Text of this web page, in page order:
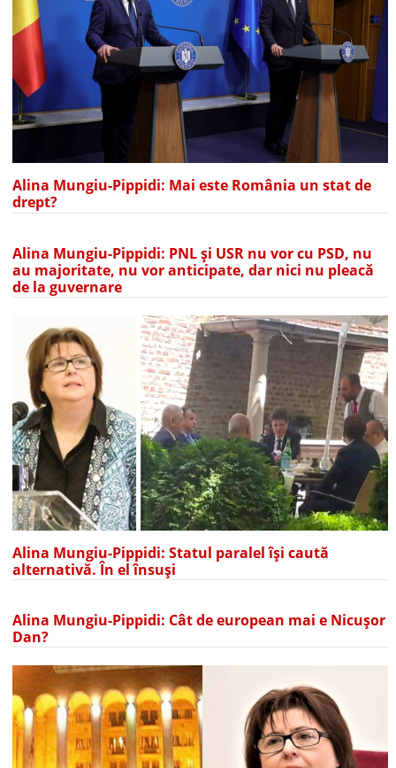
Alina Mungiu-Pippidi: Mai este România un stat de
drept?
Alina Mungiu-Pippidi: PNL și USR nu vor cu PSD, nu
au majoritate, nu vor anticipate, dar nici nu pleacă
de la guvernare
Alina Mungiu-Pippidi: Statul paralel își caută
alternativă. În el însuși
Alina Mungiu-Pippidi: Cât de european mai e Nicușor
Dan?